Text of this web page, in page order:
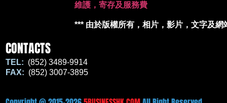
維護，寄存及服務費
*** 由於版權所有，相片，影片，文字及網
CONTACTS
TEL: (852) 3489-9914
FAX: (852) 3007-3895